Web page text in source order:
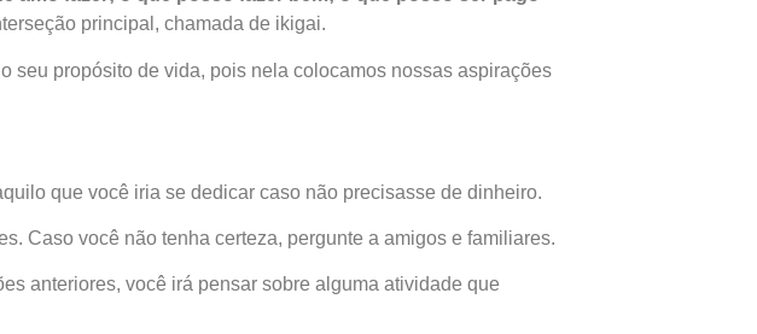
principal, chamada de ikigai.
seu propósito de vida, pois nela colocamos nossas aspirações
que você iria se dedicar caso não precisasse de dinheiro.
Caso você não tenha certeza, pergunte a amigos e familiares.
anteriores, você irá pensar sobre alguma atividade que